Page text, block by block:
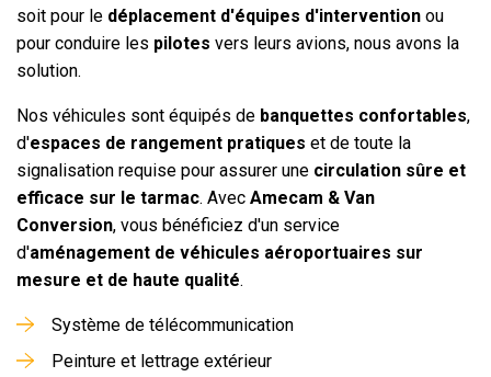
soit pour le déplacement d'équipes d'intervention ou
pour conduire les pilotes vers leurs avions, nous avons la
solution.
Nos véhicules sont équipés de banquettes confortables,
d'espaces de rangement pratiques et de toute la
signalisation requise pour assurer une circulation sûre et
efficace sur le tarmac. Avec Amecam & Van
Conversion, vous bénéficiez d'un service
d'aménagement de véhicules aéroportuaires sur
mesure et de haute qualité.
Système de télécommunication
Peinture et lettrage extérieur